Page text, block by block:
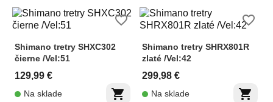
Shimano tretry SHXC302
čierne /Vel:51
129,99 €
shopping_cart
Na sklade
favorite_border
Shimano tretry SHRX801R
zlaté /Vel:42
299,98 €
shopping_cart
Na sklade
favorite_border